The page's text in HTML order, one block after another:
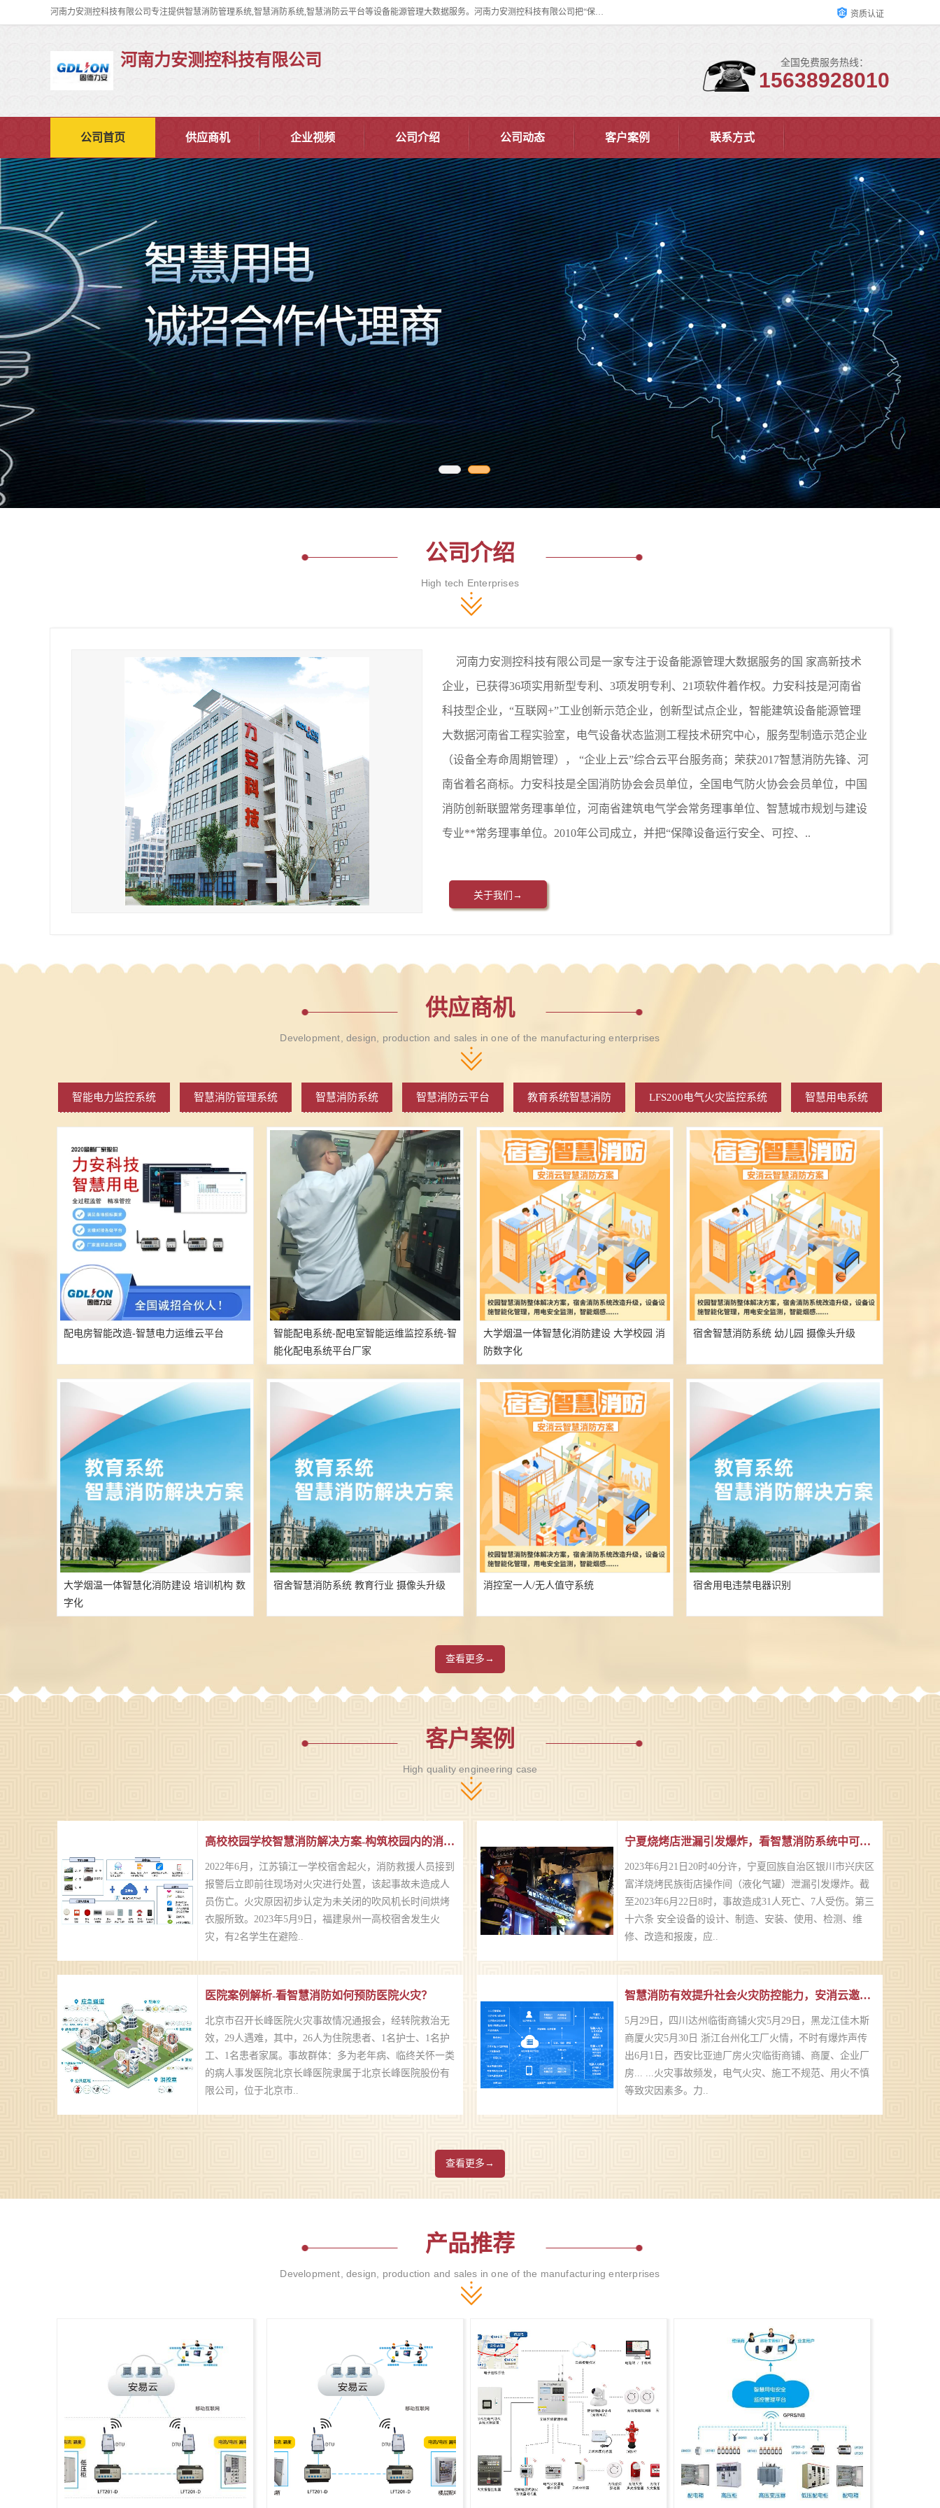
河南力安测控科技有限公司专注提供智慧消防管理系统,智慧消防系统,智慧消防云平台等设备能源管理大数据服务。河南力安测控科技有限公司把“保障设备运行安全可控,让设备管理变得简单”确定为力安的历史使命。 资质认证
河南力安测控科技有限公司 全国免费服务热线：
15638928010
公司首页 供应商机 企业视频 公司介绍 公司动态 客户案例 联系方式
公司介绍
High tech Enterprises
河南力安测控科技有限公司是一家专注于设备能源管理大数据服务的国 家高新技术
企业，已获得36项实用新型专利、3项发明专利、21项软件着作权。力安科技是河南省
科技型企业，“互联网+”工业创新示范企业，创新型试点企业，智能建筑设备能源管理
大数据河南省工程实验室，电气设备状态监测工程技术研究中心，服务型制造示范企业
（设备全寿命周期管理）， “企业上云”综合云平台服务商；荣获2017智慧消防先锋、河
南省着名商标。力安科技是全国消防协会会员单位，全国电气防火协会会员单位，中国
消防创新联盟常务理事单位，河南省建筑电气学会常务理事单位、智慧城市规划与建设
专业**常务理事单位。2010年公司成立，并把“保障设备运行安全、可控、..
关于我们→
供应商机
Development, design, production and sales in one of the manufacturing enterprises
智能电力监控系统 智慧消防管理系统 智慧消防系统 智慧消防云平台 教育系统智慧消防 LFS200电气火灾监控系统 智慧用电系统
智慧消防 智慧消防系统解决方案 智慧消防安全服务云平台 分表计电 环保用电监管系统 pems系统
配电房智能改造-智慧电力运维云平台
智能配电系统-配电室智能运维监控系统-智
能化配电系统平台厂家
大学烟温一体智慧化消防建设 大学校园 消
防数字化
宿舍智慧消防系统 幼儿园 摄像头升级
大学烟温一体智慧化消防建设 培训机构 数
字化
宿舍智慧消防系统 教育行业 摄像头升级 消控室一人/无人值守系统 宿舍用电违禁电器识别
查看更多→
客户案例
High quality engineering case
高校校园学校智慧消防解决方案-构筑校园内的消防“防火墙”
2022年6月，江苏镇江一学校宿舍起火，消防救援人员接到
报警后立即前往现场对火灾进行处置，该起事故未造成人
员伤亡。火灾原因初步认定为未关闭的吹风机长时间烘烤
衣服所致。2023年5月9日，福建泉州一高校宿舍发生火
灾，有2名学生在避险..
宁夏烧烤店泄漏引发爆炸，看智慧消防系统中可燃气体泄漏如何防？
2023年6月21日20时40分许，宁夏回族自治区银川市兴庆区
富洋烧烤民族街店操作间（液化气罐）泄漏引发爆炸。截
至2023年6月22日8时，事故造成31人死亡、7人受伤。第三
十六条 安全设备的设计、制造、安装、使用、检测、维
修、改造和报废，应..
医院案例解析-看智慧消防如何预防医院火灾？
北京市召开长峰医院火灾事故情况通报会，经转院救治无
效，29人遇难，其中，26人为住院患者、1名护士、1名护
工、1名患者家属。事故群体：多为老年病、临终关怀一类
的病人事发医院北京长峰医院隶属于北京长峰医院股份有
限公司，位于北京市..
智慧消防有效提升社会火灾防控能力，安消云邀您携手共建数字消防
5月29日，四川达州临街商铺火灾5月29日，黑龙江佳木斯
商厦火灾5月30日 浙江台州化工厂火情，不时有爆炸声传
出6月1日，西安比亚迪厂房火灾临街商铺、商厦、企业厂
房... ...火灾事故频发，电气火灾、施工不规范、用火不慎
等致灾因素多。力..
力安科技电易云校园智慧用电解决方案，撑起校园用电“安全伞”
随着现代信息化进程加速，以数字化校园为基础，全面护
座、漏电触电、线路打..
全，处处用心服务。..
已于2022年12月20日完成项目建设，该项目对于智慧电力
参与智慧城市建设具有重要意义。隧道、城市隧道和地下
综合管廊作为市政基础设施建设，是城市功能承载较主要
项目概况昆山市夏驾园小学位于白金路东侧、南浜路南
侧。项目规划总建筑面积33447.8平方米，其中，地上建筑
面积达到27364.2平方米，地下建筑面积6083.6平方米。电
力配电箱均分布在学校园内各个角落。自2022年12月15日
项目建设完成后，其..
电易云智慧电力运维项目落地北京西罗园社区医院，改造医院智能化升级！
日前，电易云解决方案落地到北京西罗园社区医院，通过
对配电室部署智能探测器以及环境监测等终端，实现对西
云南巍山古城“安消云”平台上线啦！
近期，＂安消云＂落地巍山古城，力安科技打造涵盖古城
区域的消防安全设施监测、安全工作管理、线下安全服务
查看更多→
产品推荐
Development, design, production and sales in one of the manufacturing enterprises